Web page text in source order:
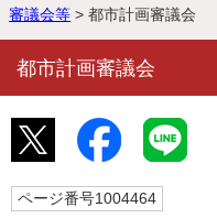
審議会等 > 都市計画審議会
都市計画審議会
ページ番号1004464